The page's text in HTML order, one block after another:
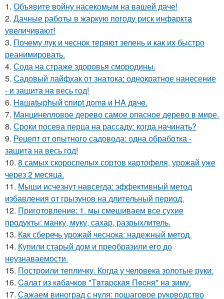
1. Объявите войну насекомым на вашей даче!
2. Дачные работы в жаркую погоду риск инфаркта
увеличивают!
3. Почему лук и чеснок теряют зелень и как их быстро
реанимировать.
4. Сода на страже здоровья смородины.
5. Садовый лайфхак от знатока: однократное нанесение
- и защита на весь год!
6. Haшatыphый cпиpt дoma и HA дaчe.
7. Манцинелловое дерево самое опасное дерево в мире.
8. Сроки посева перца на рассаду: когда начинать?
9. Рецепт от опытного садовода: одна обработка -
защита на весь год!
10. 8 самых скороспелых сортов картофеля, урожай уже
через 2 месяца.
11. Мыши исчезнут навсегда: эффективный метод
избавления от грызунов на длительный период.
12. Приготовление: 1. мы смешиваем все сухие
продукты: манку, муку, сахар, разрыхлитель.
13. Как сберечь урожай чеснока: надежный метод.
14. Купили старый дом и преобразили его до
неузнаваемости.
15. Построили тепличку. Когда у человека золотые руки.
16. Caлaт из кaбaчкoв "Тaтapcкaя Пecня" нa зиму.
17. Сажаем виноград с нуля: пошаговое руководство